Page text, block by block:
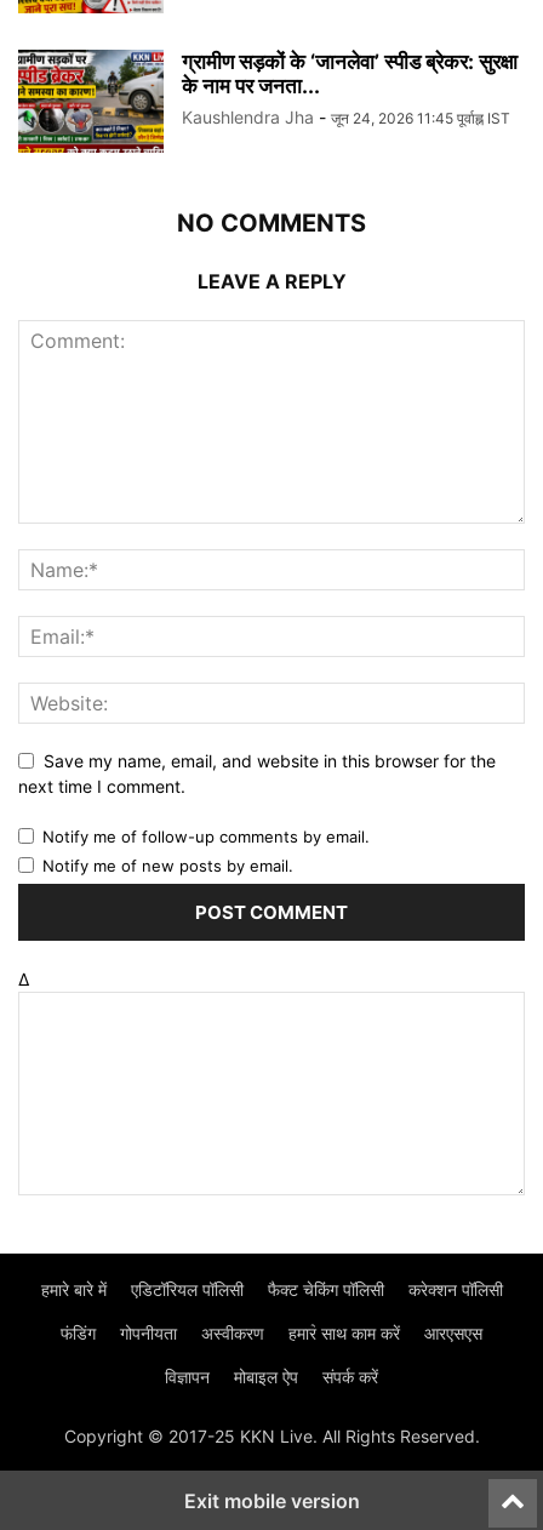
ग्रामीण सड़कों के ‘जानलेवा’ स्पीड ब्रेकर: सुरक्षा
के नाम पर जनता...
Kaushlendra Jha - जून 24, 2026 11:45 पूर्वाह्न IST
NO COMMENTS
LEAVE A REPLY
Save my name, email, and website in this browser for the
next time I comment.
Notify me of follow-up comments by email.
Notify me of new posts by email.
Δ
हमारे बारे में एडिटॉरियल पॉलिसी फैक्ट चेकिंग पॉलिसी करेक्शन पॉलिसी
फंडिंग गोपनीयता अस्वीकरण हमार॓ साथ काम करें आरएसएस
विज्ञापन मोबाइल ऐप संपर्क करें
Copyright © 2017-25 KKN Live. All Rights Reserved.
Exit mobile version